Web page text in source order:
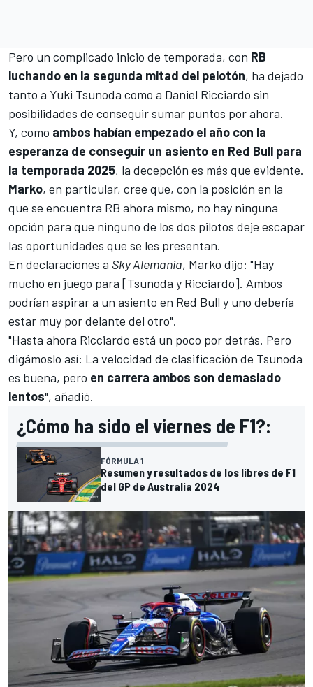
Pero un complicado inicio de temporada, con RB
luchando en la segunda mitad del pelotón, ha dejado
tanto a Yuki Tsunoda como a Daniel Ricciardo sin
posibilidades de conseguir sumar puntos por ahora.
Y, como ambos habían empezado el año con la
esperanza de conseguir un asiento en Red Bull para
la temporada 2025, la decepción es más que evidente.
Marko, en particular, cree que, con la posición en la
que se encuentra RB ahora mismo, no hay ninguna
opción para que ninguno de los dos pilotos deje escapar
las oportunidades que se les presentan.
En declaraciones a Sky Alemania, Marko dijo: "Hay
mucho en juego para [Tsunoda y Ricciardo]. Ambos
podrían aspirar a un asiento en Red Bull y uno debería
estar muy por delante del otro".
"Hasta ahora Ricciardo está un poco por detrás. Pero
digámoslo así: La velocidad de clasificación de Tsunoda
es buena, pero en carrera ambos son demasiado
lentos", añadió.
¿Cómo ha sido el viernes de F1?:
FÓRMULA 1
Resumen y resultados de los libres de F1
del GP de Australia 2024